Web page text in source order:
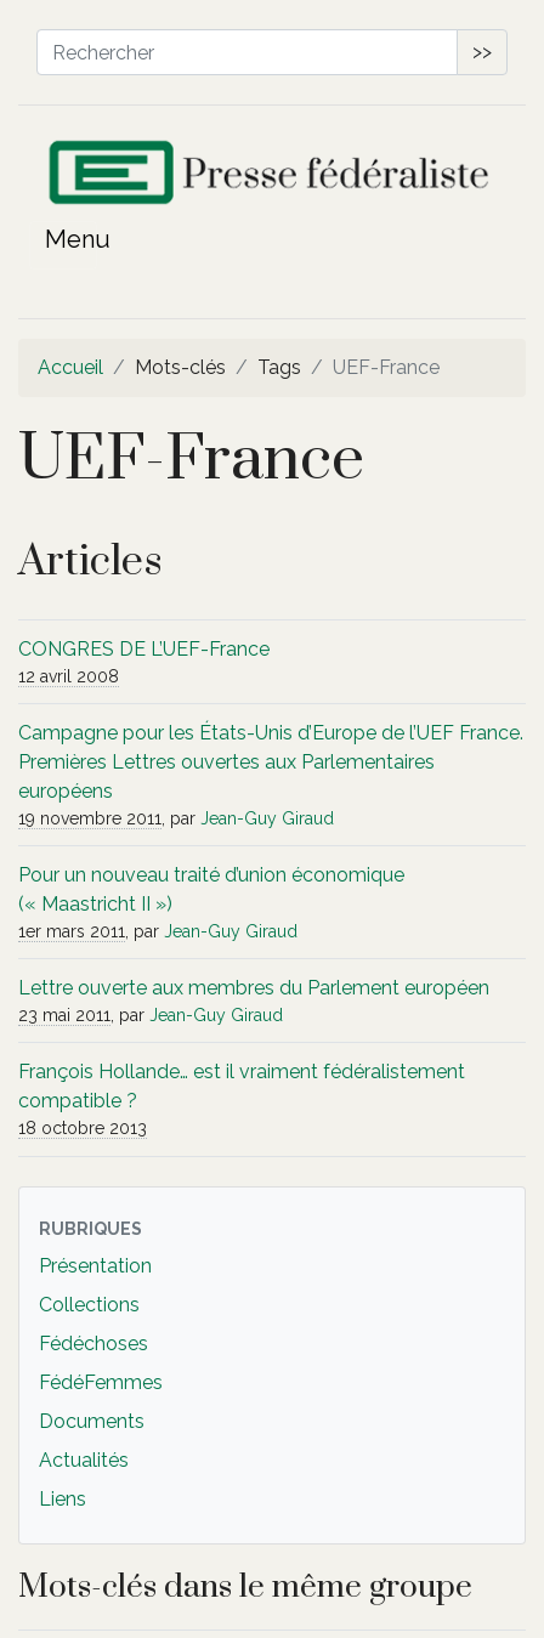
>>
Accueil Mots-clés Tags UEF-France
UEF-France
Articles
CONGRES DE L’UEF-France
12 avril 2008
Campagne pour les États-Unis d’Europe de l’UEF France.
Premières Lettres ouvertes aux Parlementaires
européens
19 novembre 2011 , par Jean-Guy Giraud
Pour un nouveau traité d’union économique
(« Maastricht II »)
1er mars 2011 , par Jean-Guy Giraud
Lettre ouverte aux membres du Parlement européen
23 mai 2011 , par Jean-Guy Giraud
François Hollande… est il vraiment fédéralistement
compatible ?
18 octobre 2013
RUBRIQUES
Présentation
Collections
Fédéchoses
FédéFemmes
Documents
Actualités
Liens
Mots-clés dans le même groupe